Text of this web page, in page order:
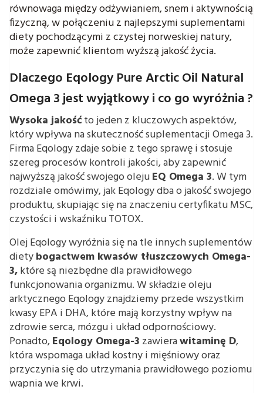
równowaga między odżywianiem, snem i aktywnością
fizyczną, w połączeniu z najlepszymi suplementami
diety pochodzącymi z czystej norweskiej natury,
może zapewnić klientom wyższą jakość życia.
Dlaczego Eqology Pure Arctic Oil Natural
Omega 3 jest wyjątkowy i co go wyróżnia ?
Wysoka jakośćto jeden z kluczowych aspektów,
który wpływa na skuteczność suplementacji Omega 3.
Firma Eqology zdaje sobie z tego sprawę i stosuje
szereg procesów kontroli jakości, aby zapewnić
najwyższą jakość swojego olejuEQ Omega 3. W tym
rozdziale omówimy, jak Eqology dba o jakość swojego
produktu, skupiając się na znaczeniu certyfikatu MSC,
czystości i wskaźniku TOTOX.
Olej Eqology wyróżnia się na tle innych suplementów
dietybogactwem kwasów tłuszczowych Omega-
3,które są niezbędne dla prawidłowego
funkcjonowania organizmu. W składzie oleju
arktycznego Eqology znajdziemy przede wszystkim
kwasy EPA i DHA, które mają korzystny wpływ na
zdrowie serca, mózgu i układ odpornościowy.
Ponadto,Eqology Omega-3 zawierawitaminę D,
która wspomaga układ kostny i mięśniowy oraz
przyczynia się do utrzymania prawidłowego poziomu
wapnia we krwi.